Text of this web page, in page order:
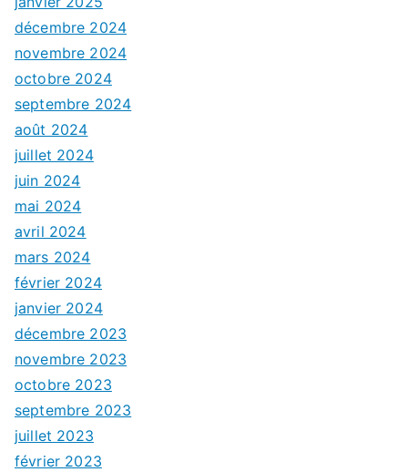
décembre 2024
novembre 2024
octobre 2024
septembre 2024
août 2024
juillet 2024
juin 2024
mai 2024
avril 2024
mars 2024
février 2024
janvier 2024
décembre 2023
novembre 2023
octobre 2023
septembre 2023
juillet 2023
février 2023